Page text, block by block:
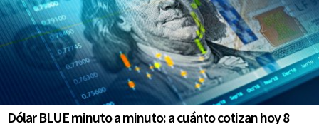
Dólar BLUE minuto a minuto: a cuánto cotizan hoy 8